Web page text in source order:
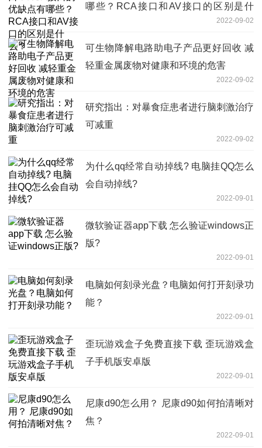
哪些？RCA接口和AV接口的区别是什
2022-09-02
可生物降解电路助电子产品更好回收 减
轻重金属废物对健康和环境的危害
2022-09-02
研究指出：对暴食症患者进行脑刺激治疗
可减重
2022-09-02
为什么qq经常自动掉线? 电脑挂QQ怎么
会自动掉线?
2022-09-01
微软验证器app下载 怎么验证windows正
版?
2022-09-01
电脑如何刻录光盘？电脑如何打开刻录功
能？
2022-09-01
歪玩游戏盒子免费直接下载 歪玩游戏盒
子手机版安卓版
2022-09-01
尼康d90怎么用？ 尼康d90如何拍清晰对
焦？
2022-09-01